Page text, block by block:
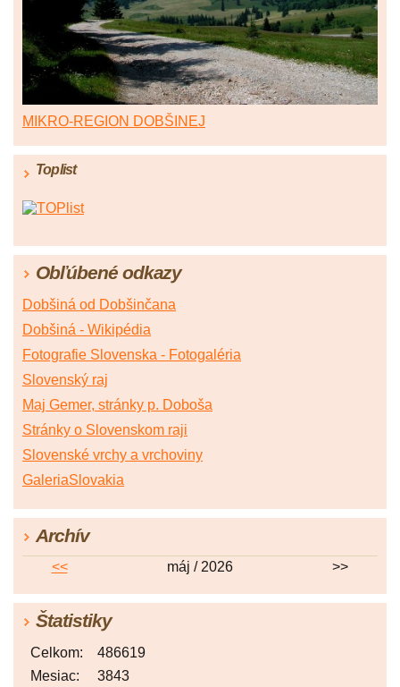
MIKRO-REGION DOBŠINEJ
Toplist
Obľúbené odkazy
Dobšiná od Dobšinčana
Dobšiná - Wikipédia
Fotografie Slovenska - Fotogaléria
Slovenský raj
Maj Gemer, stránky p. Doboša
Stránky o Slovenskom raji
Slovenské vrchy a vrchoviny
GaleriaSlovakia
Archív
<< máj / 2026 >>
Štatistiky
Celkom:
486619
Mesiac:
3843